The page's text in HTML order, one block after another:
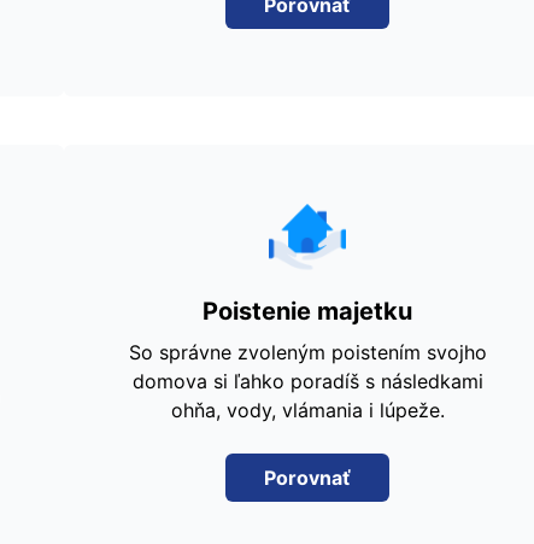
Porovnať
Poistenie majetku
So správne zvoleným poistením svojho
domova si ľahko poradíš s následkami
ohňa, vody, vlámania i lúpeže.
Porovnať